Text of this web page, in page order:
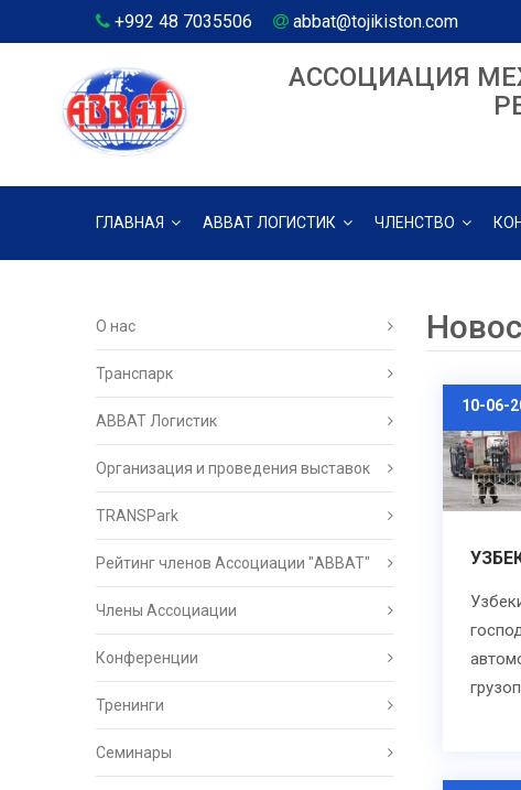
+992 48 7035506 abbat@tojikiston.com
АССОЦИАЦИЯ
ГЛАВНАЯ АВВАТ ЛОГИСТИК ЧЛЕНСТВО
О нас
Транспарк
ABBAT Логистик
Организация и проведения выставок
TRANSPark
Рейтинг членов Ассоциации "АВВАТ"
Члены Ассоциации
Конференции
Тренинги
Семинары
10-06-